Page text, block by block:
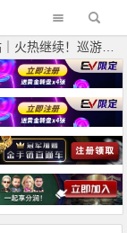
计分牌登顶CL携手11人明日争冠！10k明星挑战赛重磅来袭！